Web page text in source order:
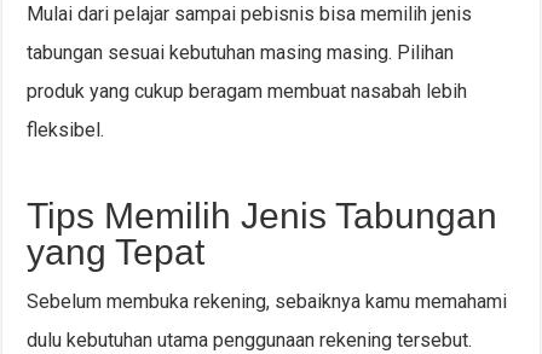
Mulai dari pelajar sampai pebisnis bisa memilih jenis
tabungan sesuai kebutuhan masing masing. Pilihan
produk yang cukup beragam membuat nasabah lebih
fleksibel.
Tips Memilih Jenis Tabungan
yang Tepat
Sebelum membuka rekening, sebaiknya kamu memahami
dulu kebutuhan utama penggunaan rekening tersebut.